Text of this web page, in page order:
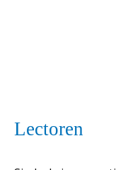
Lectoren